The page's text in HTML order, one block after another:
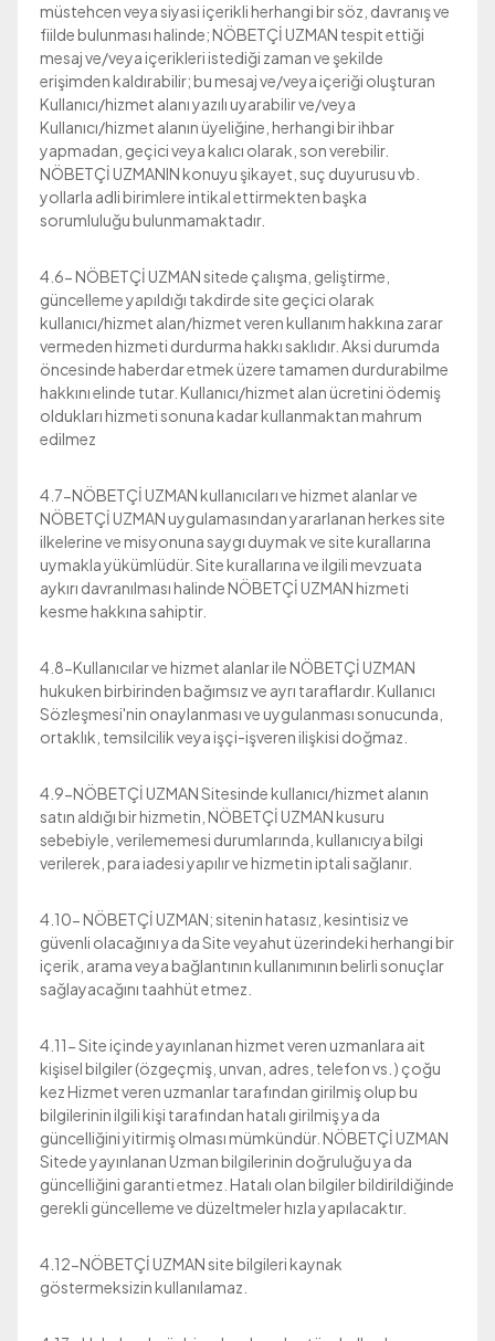
müstehcen veya siyasi içerikli herhangi bir söz, davranış ve
fiilde bulunması halinde; NÖBETÇİ UZMAN tespit ettiği
mesaj ve/veya içerikleri istediği zaman ve şekilde
erişimden kaldırabilir; bu mesaj ve/veya içeriği oluşturan
Kullanıcı/hizmet alanı yazılı uyarabilir ve/veya
Kullanıcı/hizmet alanın üyeliğine, herhangi bir ihbar
yapmadan, geçici veya kalıcı olarak, son verebilir.
NÖBETÇİ UZMANIN konuyu şikayet, suç duyurusu vb.
yollarla adli birimlere intikal ettirmekten başka
sorumluluğu bulunmamaktadır.
4.6- NÖBETÇİ UZMAN sitede çalışma, geliştirme,
güncelleme yapıldığı takdirde site geçici olarak
kullanıcı/hizmet alan/hizmet veren kullanım hakkına zarar
vermeden hizmeti durdurma hakkı saklıdır. Aksi durumda
öncesinde haberdar etmek üzere tamamen durdurabilme
hakkını elinde tutar. Kullanıcı/hizmet alan ücretini ödemiş
oldukları hizmeti sonuna kadar kullanmaktan mahrum
edilmez
4.7-NÖBETÇİ UZMAN kullanıcıları ve hizmet alanlar ve
NÖBETÇİ UZMAN uygulamasından yararlanan herkes site
ilkelerine ve misyonuna saygı duymak ve site kurallarına
uymakla yükümlüdür. Site kurallarına ve ilgili mevzuata
aykırı davranılması halinde NÖBETÇİ UZMAN hizmeti
kesme hakkına sahiptir.
4.8-Kullanıcılar ve hizmet alanlar ile NÖBETÇİ UZMAN
hukuken birbirinden bağımsız ve ayrı taraflardır. Kullanıcı
Sözleşmesi'nin onaylanması ve uygulanması sonucunda,
ortaklık, temsilcilik veya işçi-işveren ilişkisi doğmaz.
4.9-NÖBETÇİ UZMAN Sitesinde kullanıcı/hizmet alanın
satın aldığı bir hizmetin, NÖBETÇİ UZMAN kusuru
sebebiyle, verilememesi durumlarında, kullanıcıya bilgi
verilerek, para iadesi yapılır ve hizmetin iptali sağlanır.
4.10- NÖBETÇİ UZMAN; sitenin hatasız, kesintisiz ve
güvenli olacağını ya da Site veyahut üzerindeki herhangi bir
içerik, arama veya bağlantının kullanımının belirli sonuçlar
sağlayacağını taahhüt etmez.
4.11- Site içinde yayınlanan hizmet veren uzmanlara ait
kişisel bilgiler (özgeçmiş, unvan, adres, telefon vs. ) çoğu
kez Hizmet veren uzmanlar tarafından girilmiş olup bu
bilgilerinin ilgili kişi tarafından hatalı girilmiş ya da
güncelliğini yitirmiş olması mümkündür. NÖBETÇİ UZMAN
Sitede yayınlanan Uzman bilgilerinin doğruluğu ya da
güncelliğini garanti etmez. Hatalı olan bilgiler bildirildiğinde
gerekli güncelleme ve düzeltmeler hızla yapılacaktır.
4.12-NÖBETÇİ UZMAN site bilgileri kaynak
göstermeksizin kullanılamaz.